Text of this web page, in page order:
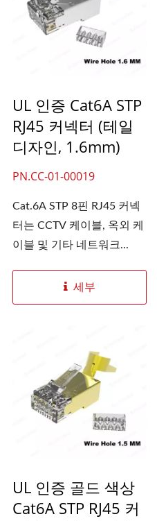
UL 인증 Cat6A STP
RJ45 커넥터 (테일
디자인, 1.6mm)
PN.CC-01-00019
Cat.6A STP 8핀 RJ45 커넥
터는 CCTV 케이블, 옥외 케
이블 및 기타 네트워크...
세부
UL 인증 골드 색상
Cat6A STP RJ45 커